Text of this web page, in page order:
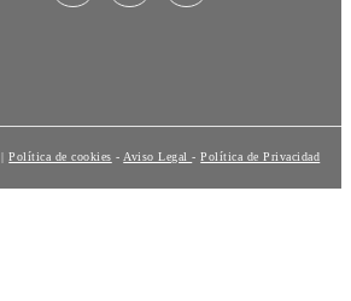
|Política de cookies -Aviso Legal-Política de Privacidad